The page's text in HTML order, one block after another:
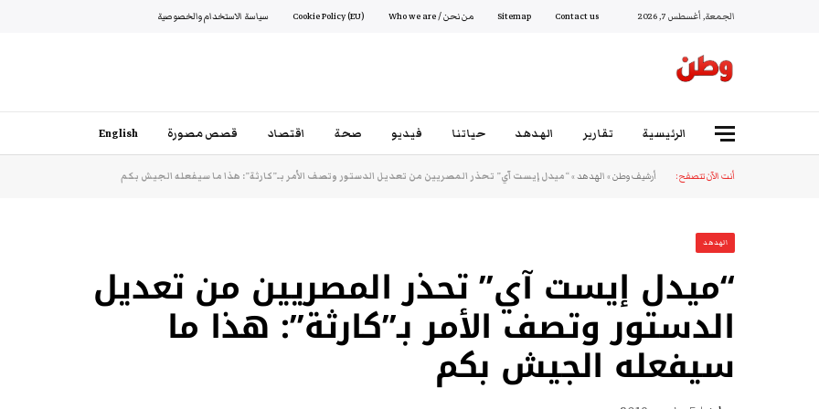
الجمعة, أغسطس 7, 2026 Contact us
Sitemap من نحن / Who we are Cookie Policy (EU) سياسة الاستخدام والخصوصية
الرئيسية تقارير الهدهد حياتنا فيديو صحة اقتصاد قصص مصورة English
أنت الآن تتصفح: أرشيف وطن»الهدهد»“ميدل إيست آي” تحذر المصريين من تعديل الدستور وتصف الأمر بـ”كارثة”: هذا ما سيفعله الجيش بكم
الهدهد
“ميدل إيست آي” تحذر المصريين من تعديل
الدستور وتصف الأمر بـ”كارثة”: هذا ما
سيفعله الجيش بكم